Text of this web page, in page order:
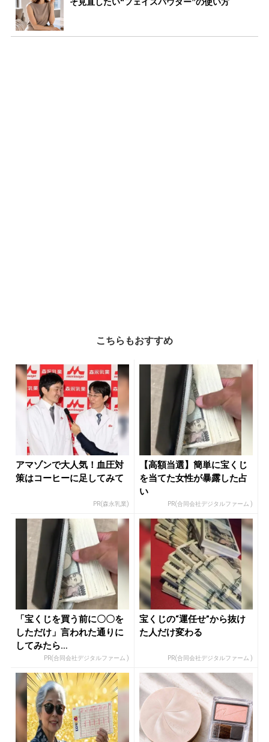
こちらもおすすめ
アマゾンで大人気！血圧対
策はコーヒーに足してみて
PR(森永乳業)
【高額当選】簡単に宝くじ
を当てた女性が暴露した占
い
PR(合同会社デジタルファーム )
「宝くじを買う前に〇〇を
しただけ」言われた通りに
してみたら…
PR(合同会社デジタルファーム )
宝くじの“運任せ”から抜け
た人だけ変わる
PR(合同会社デジタルファーム )